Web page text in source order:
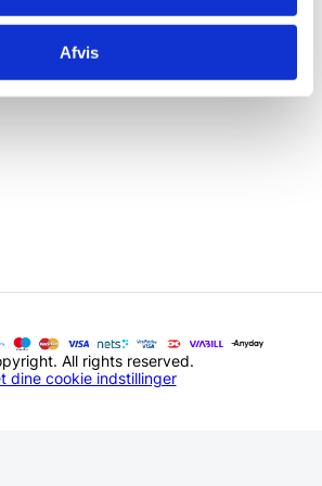
Afvis
All rights reserved.
dine cookie indstillinger